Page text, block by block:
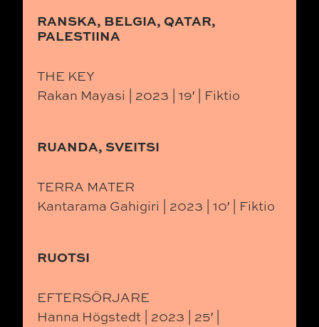
RANSKA, BELGIA, QATAR,
PALESTIINA
THE KEY
Rakan Mayasi | 2023 | 19′ | Fiktio
RUANDA, SVEITSI
TERRA MATER
Kantarama Gahigiri | 2023 | 10′ | Fiktio
RUOTSI
EFTERSÖRJARE
Hanna Högstedt | 2023 | 25′ |